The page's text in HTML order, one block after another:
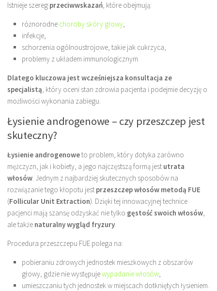
Istnieje szereg przeciwwskazań, które obejmują:
różnorodne choroby skóry głowy,
infekcje,
schorzenia ogólnoustrojowe, takie jak cukrzyca,
problemy z układem immunologicznym.
Dlatego kluczowa jest wcześniejsza konsultacja ze
specjalistą, który oceni stan zdrowia pacjenta i podejmie decyzję o
możliwości wykonania zabiegu.
Łysienie androgenowe – czy przeszczep jest
skuteczny?
Łysienie androgenoweto problem, który dotyka zarówno
mężczyzn, jak i kobiety, a jego najczęstszą formą jest utrata
włosów. Jednym z najbardziej skutecznych sposobów na
rozwiązanie tego kłopotu jest przeszczep włosów metodą FUE
(Follicular Unit Extraction). Dzięki tej innowacyjnej technice
pacjenci mają szansę odzyskać nie tylko gęstość swoich włosów,
ale także naturalny wygląd fryzury.
Procedura przeszczepu FUE polega na:
pobieraniu zdrowych jednostek mieszkowych z obszarów
głowy, gdzie nie występujewypadanie włosów,
umieszczaniu tych jednostek w miejscach dotkniętych łysieniem.